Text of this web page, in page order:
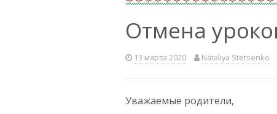
Отмена
13 марта 2020 Nataliya Stetsenko
Уважаемые родители,